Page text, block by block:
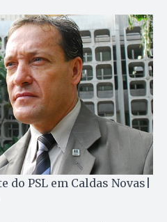
PSL em Caldas Novas|